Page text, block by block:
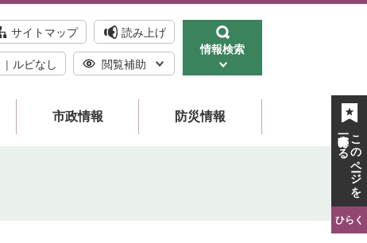
サイトマップ 読み上げ
ルビなし 閲覧補助
情報検索
市政情報 防災情報
このページを
一時保存する
ひらく